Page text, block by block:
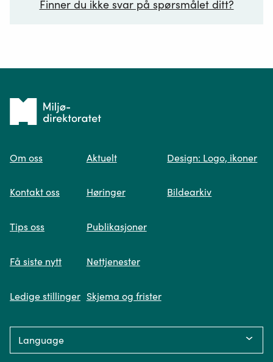
Finner du ikke svar på spørsmålet ditt?
Spør oss
søk og viser deg vår mest relevante
Trykk på knappen under og fyll inn
Tilbake
forsiden
Om oss
Kontakt oss
Tips oss
Få siste nytt
Ledige stillinger
Aktuelt
Høringer
Publikasjoner
Nettjenester
Skjema og frister
Design: Logo, ikoner
Bildearkiv